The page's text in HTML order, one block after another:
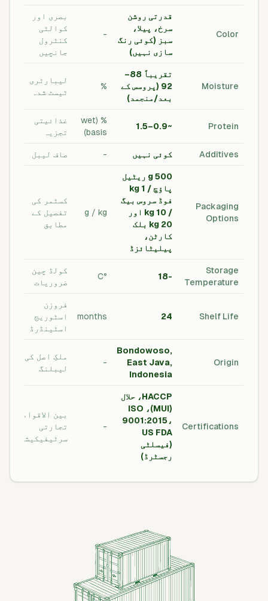
Color
قدرتی روشن
سرخ، پیلا،
سبز (کوئی رنگ
سازی نہیں)
-
بصری اور
کوالٹی
کنٹرول
جانچیں
Moisture
تقریباً 88–
92 (پروسس کے
بعد/منجمد)
%
لیبارٹری
ٹیسٹ شدہ
Protein
~0.9–1.5
% (wet
basis)
غذائیتی
تجزیہ
Additives کوئی نہیں - صاف لیبل
Packaging
Options
500 g ریٹیل
پاؤچ / 1 kg
فوڈ سروس بیگ
/ 10 kg اور
20 kg بلک
کارٹن،
پیلیٹائزڈ
g / kg
کسٹمر کی
تفصیل کے
مطابق
Storage
Temperature
-18
°C
کولڈ چین
ضروریات
Shelf Life
24
months
فروزن
اسٹوریج
اسٹینڈرڈ
Origin
Bondowoso,
East Java,
Indonesia
-
ملکِ اصل کی
لیبلنگ
Certifications
HACCP، حلال
(MUI)، ISO
9001:2015،
US FDA
(فیسلٹی
رجسٹرڈ)
-
بین الاقوامی
تجارتی
سرٹیفیکیشنز